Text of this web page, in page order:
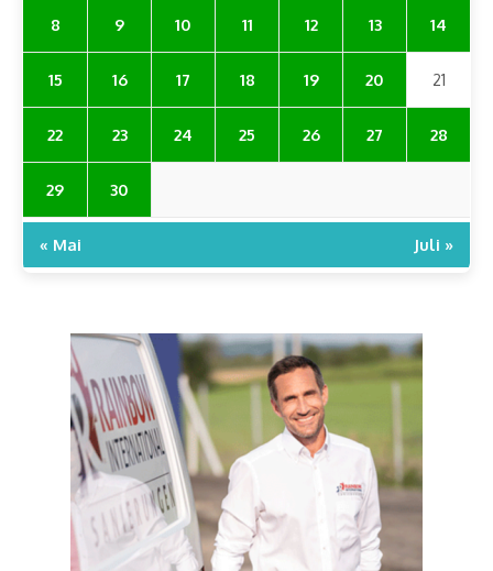
8 9 10 11 12 13 14
15 16 17 18 19 20 21
22 23 24 25 26 27 28
29 30
« Mai Juli »